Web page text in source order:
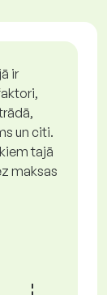
ir
un citi.
tajā
maksas